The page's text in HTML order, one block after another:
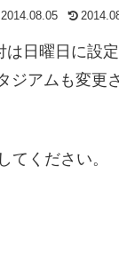
2014.08.05
日曜日に設定
ジアムも変更
てください。